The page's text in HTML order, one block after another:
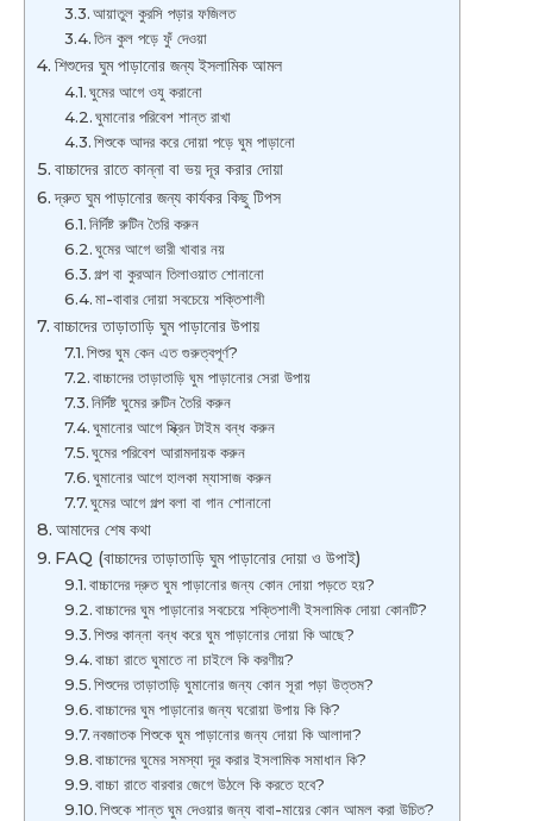
আয়াতুল কুরসি পড়ার ফজিলত
তিন কুল পড়ে ফুঁ দেওয়া
শিশুদের ঘুম পাড়ানোর জন্য ইসলামিক আমল
ঘুমের আগে ওযু করানো
ঘুমানোর পরিবেশ শান্ত রাখা
শিশুকে আদর করে দোয়া পড়ে ঘুম পাড়ানো
বাচ্চাদের রাতে কান্না বা ভয় দূর করার দোয়া
দ্রুত ঘুম পাড়ানোর জন্য কার্যকর কিছু টিপস
নির্দিষ্ট রুটিন তৈরি করুন
ঘুমের আগে ভারী খাবার নয়
গল্প বা কুরআন তিলাওয়াত শোনানো
মা-বাবার দোয়া সবচেয়ে শক্তিশালী
বাচ্চাদের তাড়াতাড়ি ঘুম পাড়ানোর উপায়
শিশুর ঘুম কেন এত গুরুত্বপূর্ণ?
বাচ্চাদের তাড়াতাড়ি ঘুম পাড়ানোর সেরা উপায়
নির্দিষ্ট ঘুমের রুটিন তৈরি করুন
ঘুমানোর আগে স্ক্রিন টাইম বন্ধ করুন
ঘুমের পরিবেশ আরামদায়ক করুন
ঘুমানোর আগে হালকা ম্যাসাজ করুন
ঘুমের আগে গল্প বলা বা গান শোনানো
আমাদের শেষ কথা
FAQ (বাচ্চাদের তাড়াতাড়ি ঘুম পাড়ানোর দোয়া ও উপাই)
বাচ্চাদের দ্রুত ঘুম পাড়ানোর জন্য কোন দোয়া পড়তে হয়?
বাচ্চাদের ঘুম পাড়ানোর সবচেয়ে শক্তিশালী ইসলামিক দোয়া কোনটি?
শিশুর কান্না বন্ধ করে ঘুম পাড়ানোর দোয়া কি আছে?
বাচ্চা রাতে ঘুমাতে না চাইলে কি করণীয়?
শিশুদের তাড়াতাড়ি ঘুমানোর জন্য কোন সূরা পড়া উত্তম?
বাচ্চাদের ঘুম পাড়ানোর জন্য ঘরোয়া উপায় কি কি?
নবজাতক শিশুকে ঘুম পাড়ানোর জন্য দোয়া কি আলাদা?
বাচ্চাদের ঘুমের সমস্যা দূর করার ইসলামিক সমাধান কি?
বাচ্চা রাতে বারবার জেগে উঠলে কি করতে হবে?
শিশুকে শান্ত ঘুম দেওয়ার জন্য বাবা-মায়ের কোন আমল করা উচিত?